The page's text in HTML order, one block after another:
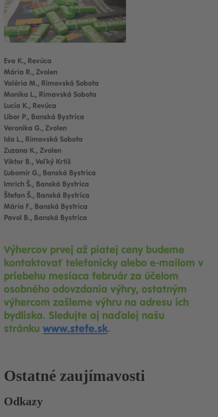
Eva K., Revúca
Mária R., Zvolen
Valéria M., Rimavská Sobota
Monika L., Rimavská Sobota
Lucia K., Revúca
Libor P., Banská Bystrica
Veronika G., Zvolen
Ida L., Rimavská Sobota
Zuzana K., Zvolen
Viktor B., Veľký Krtíš
Ľubomír G., Banská Bystrica
Imrich Š., Banská Bystrica
Štefan Š., Banská Bystrica
Mária F., Banská Bystrica
Pavol B., Banská Bystrica
Výhercov prvej až piatej ceny budeme
kontaktovať telefonicky alebo e-mailom v
priebehu mesiaca február za účelom
osobného odovzdania výhry, ostatným
výhercom zašleme výhru na adresu ich
bydliska. Sledujte aj naďalej našu
stránku www.stefe.sk.
Ostatné zaujímavosti
Odkazy